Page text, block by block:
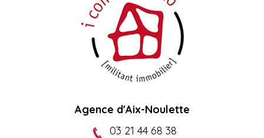
Agence d'Aix-Noulette
03 21 44 68 38